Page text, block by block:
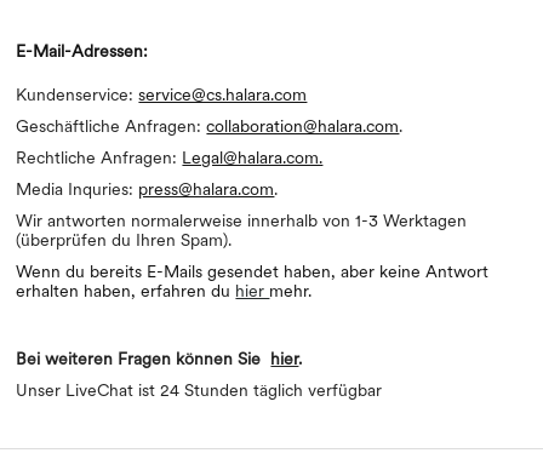
E-Mail-Adressen:
Kundenservice: service@cs.halara.com
Geschäftliche Anfragen: collaboration@halara.com.
Rechtliche Anfragen: Legal@halara.com.
Media Inquries: press@halara.com.
Wir antworten normalerweise innerhalb von 1-3 Werktagen
(überprüfen du Ihren Spam).
Wenn du bereits E-Mails gesendet haben, aber keine Antwort
erhalten haben, erfahren du hier mehr.
Bei weiteren Fragen können Sie hier.
Unser LiveChat ist 24 Stunden täglich verfügbar